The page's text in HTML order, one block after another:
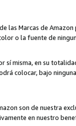
las Marcas de
o la fuente de
sí misma, en su
colocar, bajo
son de nuestra
en nuestro